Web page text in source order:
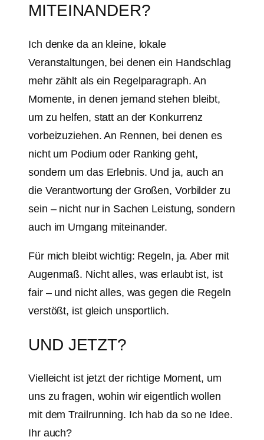
MITEINANDER?
Ich denke da an kleine, lokale
Veranstaltungen, bei denen ein Handschlag
mehr zählt als ein Regelparagraph. An
Momente, in denen jemand stehen bleibt,
um zu helfen, statt an der Konkurrenz
vorbeizuziehen. An Rennen, bei denen es
nicht um Podium oder Ranking geht,
sondern um das Erlebnis. Und ja, auch an
die Verantwortung der Großen, Vorbilder zu
sein – nicht nur in Sachen Leistung, sondern
auch im Umgang miteinander.
Für mich bleibt wichtig: Regeln, ja. Aber mit
Augenmaß. Nicht alles, was erlaubt ist, ist
fair – und nicht alles, was gegen die Regeln
verstößt, ist gleich unsportlich.
UND JETZT?
Vielleicht ist jetzt der richtige Moment, um
uns zu fragen, wohin wir eigentlich wollen
mit dem Trailrunning. Ich hab da so ne Idee.
Ihr auch?